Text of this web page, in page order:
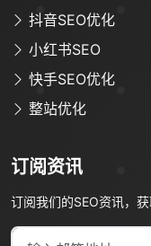
抖音SEO优化
小红书SEO
快手SEO优化
整站优化
订阅资讯
订阅我们的SEO资讯，
需求类型*
🔍 SEO优化
咨询内容